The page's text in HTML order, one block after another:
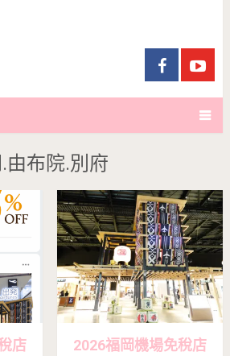
由布院.別府
店
2026福岡機場免稅店